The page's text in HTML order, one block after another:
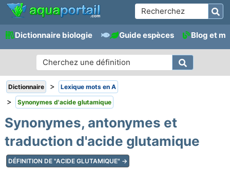
Dictionnaire biologie Guide espèces Blog et
Dictionnaire > Lexique mots en A
> Synonymes d'acide glutamique
Synonymes, antonymes et
traduction d'acide glutamique
DÉFINITION DE "ACIDE GLUTAMIQUE" →